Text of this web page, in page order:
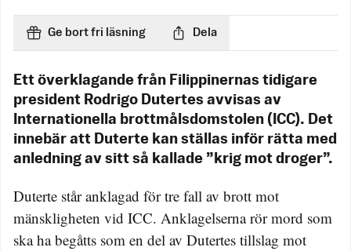
Ge bort fri läsning Dela
Ett överklagande från Filippinernas tidigare
president Rodrigo Dutertes avvisas av
Internationella brottmålsdomstolen (ICC). Det
innebär att Duterte kan ställas inför rätta med
anledning av sitt så kallade ”krig mot droger”.
Duterte står anklagad för tre fall av brott mot
mänskligheten vid ICC. Anklagelserna rör mord som
ska ha begåtts som en del av Dutertes tillslag mot